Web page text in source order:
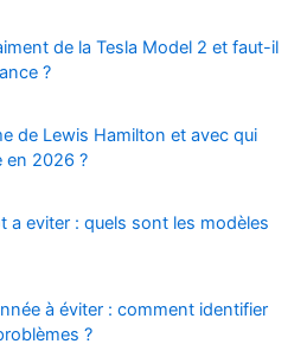
de la Tesla Model 2 et faut-il
?
de Lewis Hamilton et avec qui
en 2026 ?
a eviter : quels sont les modèles
à éviter : comment identifier
?